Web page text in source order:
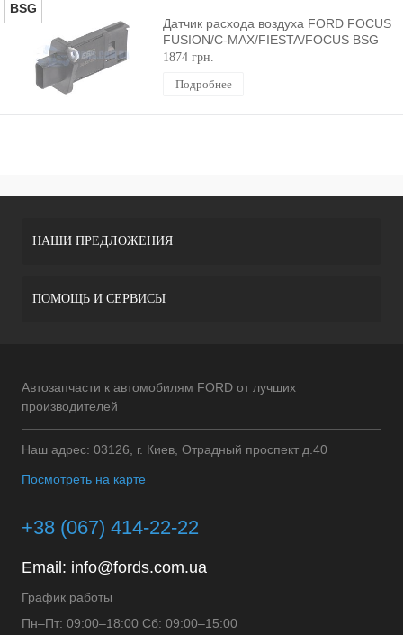
BSG
Датчик расхода воздуха FORD FOCUS
FUSION/C-MAX/FIESTA/FOCUS BSG
1874 грн.
Подробнее
НАШИ ПРЕДЛОЖЕНИЯ
ПОМОЩЬ И СЕРВИСЫ
Автозапчасти к автомобилям FORD от лучших
производителей
Наш адрес: 03126, г. Киев, Отрадный проспект д.40
Посмотреть на карте
+38 (067) 414-22-22
Email: info@fords.com.ua
График работы
Пн–Пт: 09:00–18:00 Сб: 09:00–15:00